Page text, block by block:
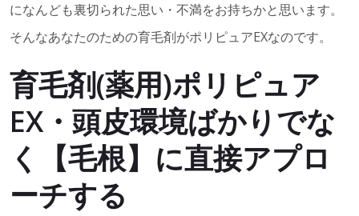
になんども裏切られた思い・不満をお持ちかと思います。
そんなあなたのための育毛剤がポリピュアEXなのです。
育毛剤(薬用)ポリピュア
EX・頭皮環境ばかりでな
く【毛根】に直接アプロ
ーチする